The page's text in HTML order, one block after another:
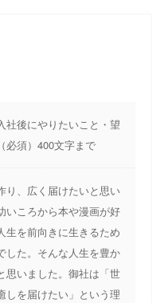
社後にやりたいこと・望
必須）400文字まで
り、広く届けたいと思い
いころから本や漫画が好
生を前向きに生きるため
した。そんな人生を豊か
思いました。御社は「世
しを届けたい」という理